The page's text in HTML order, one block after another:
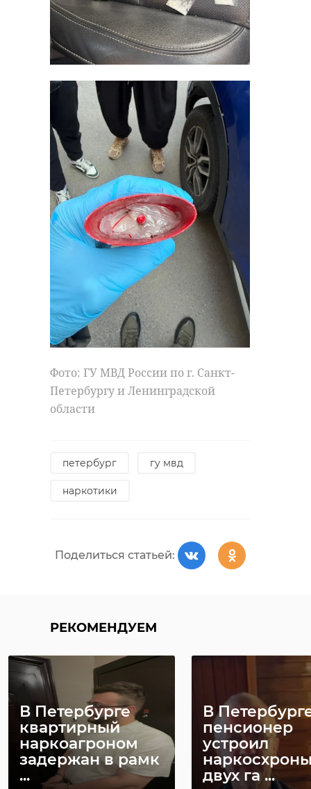
Фото: ГУ МВД России по г. Санкт-
Петербургу и Ленинградской
области
петербург гу мвд
наркотики
Поделиться статьей:
РЕКОМЕНДУЕМ
В Петербурге
квартирный
наркоагроном
задержан в рамк
...
В
пенсионер
устроил
двух га ...